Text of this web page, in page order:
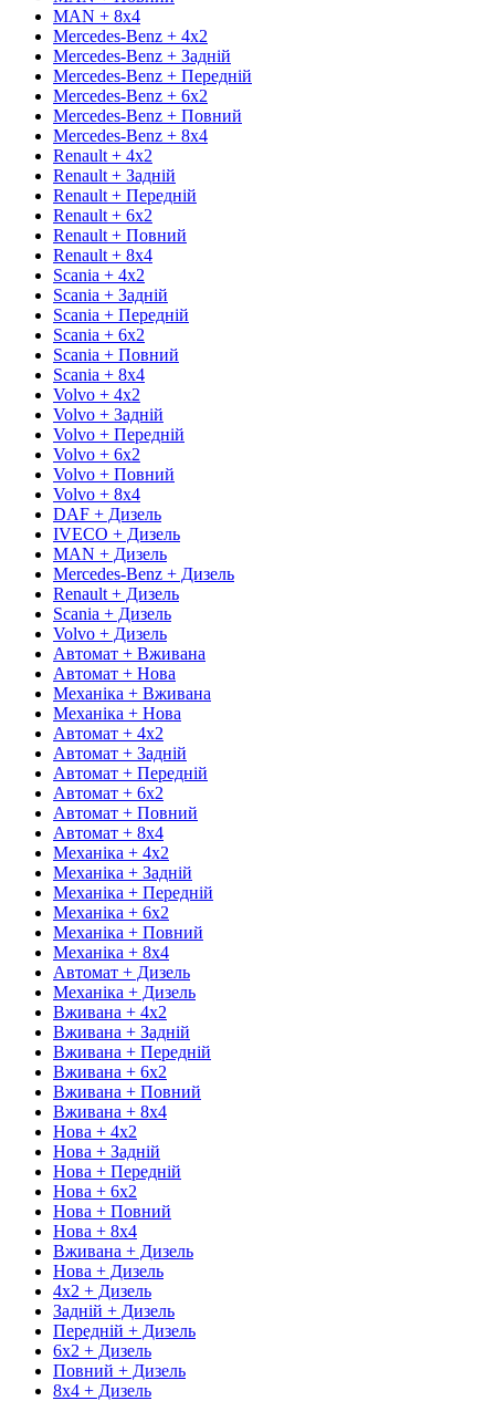
MAN + 8х4
Mercedes-Benz + 4х2
Mercedes-Benz + Задній
Mercedes-Benz + Передній
Mercedes-Benz + 6х2
Mercedes-Benz + Повний
Mercedes-Benz + 8х4
Renault + 4х2
Renault + Задній
Renault + Передній
Renault + 6х2
Renault + Повний
Renault + 8х4
Scania + 4х2
Scania + Задній
Scania + Передній
Scania + 6х2
Scania + Повний
Scania + 8х4
Volvo + 4х2
Volvo + Задній
Volvo + Передній
Volvo + 6х2
Volvo + Повний
Volvo + 8х4
DAF + Дизель
IVECO + Дизель
MAN + Дизель
Mercedes-Benz + Дизель
Renault + Дизель
Scania + Дизель
Volvo + Дизель
Автомат + Вживана
Автомат + Нова
Механіка + Вживана
Механіка + Нова
Автомат + 4х2
Автомат + Задній
Автомат + Передній
Автомат + 6х2
Автомат + Повний
Автомат + 8х4
Механіка + 4х2
Механіка + Задній
Механіка + Передній
Механіка + 6х2
Механіка + Повний
Механіка + 8х4
Автомат + Дизель
Механіка + Дизель
Вживана + 4х2
Вживана + Задній
Вживана + Передній
Вживана + 6х2
Вживана + Повний
Вживана + 8х4
Нова + 4х2
Нова + Задній
Нова + Передній
Нова + 6х2
Нова + Повний
Нова + 8х4
Вживана + Дизель
Нова + Дизель
4х2 + Дизель
Задній + Дизель
Передній + Дизель
6х2 + Дизель
Повний + Дизель
8х4 + Дизель